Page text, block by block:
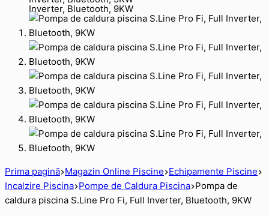
Prima pagină Magazin Online Piscine Echipamente Piscine
Incalzire Piscina Pompe de Caldura Piscina Pompa de
caldura piscina S.Line Pro Fi, Full Inverter, Bluetooth, 9KW